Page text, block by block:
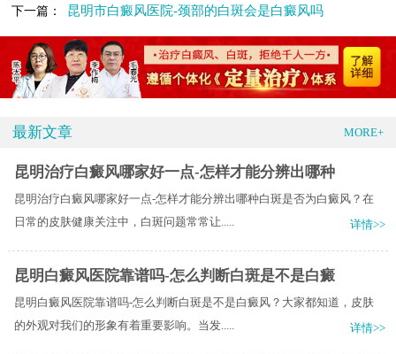
下一篇：
昆明市白癜风医院-颈部的白斑会是白癜风吗
最新文章 MORE+
昆明治疗白癜风哪家好一点-怎样才能分辨出哪种
昆明治疗白癜风哪家好一点-怎样才能分辨出哪种白斑是否为白癜风？在
日常的皮肤健康关注中，白斑问题常常让.....
详情>>
昆明白癜风医院靠谱吗-怎么判断白斑是不是白癜
昆明白癜风医院靠谱吗-怎么判断白斑是不是白癜风？大家都知道，皮肤
的外观对我们的形象有着重要影响。当发.....
详情>>